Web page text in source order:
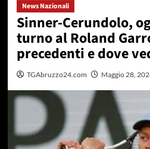
News Nazionali
Sinner-Cerundolo,
turno al Roland
precedenti e dove
TGAbruzzo24.com Maggio 28,